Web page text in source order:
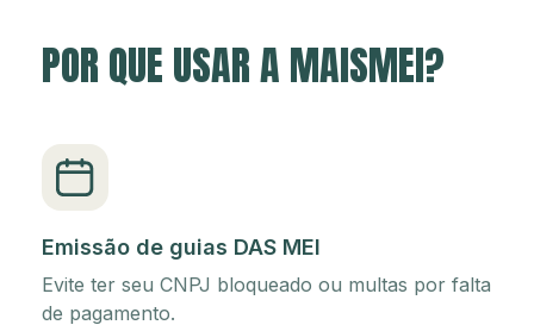
POR QUE USAR A MAISMEI?
Emissão de guias DAS MEI
Evite ter seu CNPJ bloqueado ou multas por falta
de pagamento.